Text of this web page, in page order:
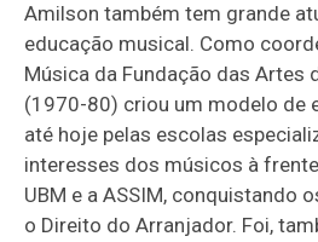
Amilson também tem grande
educação musical. Como
Música da Fundação das Artes
(1970-80) criou um modelo de
até hoje pelas escolas
interesses dos músicos à
UBM e a ASSIM, conquistando
o Direito do Arranjador. Foi,